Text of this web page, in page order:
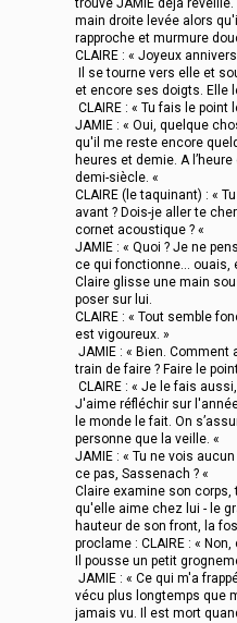
trouve JAMIE déjà
main droite levée alors
rapproche et murmure
CLAIRE : « Joyeux
Il se tourne vers elle et
et encore ses doigts. Elle
CLAIRE : « Tu fais le point
JAMIE : « Oui, quelque
qu'il me reste encore
heures et demie. A
demi-siècle. «
CLAIRE (le taquinant) : «
avant ? Dois-je aller te
cornet acoustique ? «
JAMIE : « Quoi ? Je ne
ce qui fonctionne... ouais,
Claire glisse une main
poser sur lui.
CLAIRE : « Tout semble
est vigoureux. »
JAMIE : « Bien.
train de faire ? Faire le
CLAIRE : « Je le fais
J'aime réfléchir sur
le monde le fait. On
personne que la veille. «
JAMIE : « Tu ne vois
ce pas, Sassenach ? «
Claire examine son
qu'elle aime chez lui - le
hauteur de son front, la
proclame : CLAIRE : «
Il pousse un petit
JAMIE : « Ce qui m'a
vécu plus longtemps que
jamais vu. Il est mort